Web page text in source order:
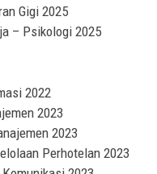
Gigi 2025
– Psikologi 2025
2022
2023
2023
Perhotelan 2023